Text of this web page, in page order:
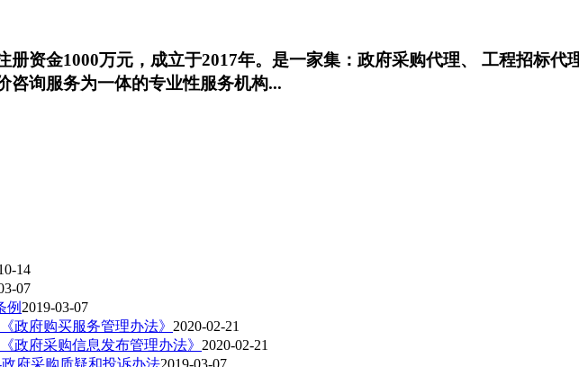
册资金1000万元，成立于2017年。是一家集：政府采购代理、 工程招标
咨询服务为一体的专业性服务机构...
14
07
例 2019-03-07
政府购买服务管理办法》 2020-02-21
政府采购信息发布管理办法》 2020-02-21